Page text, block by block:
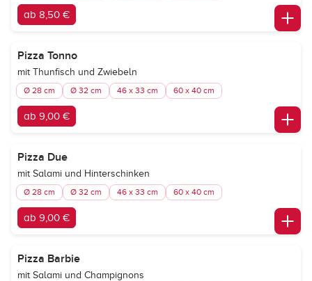
ab 8,50 €
Pizza Tonno
mit Thunfisch und Zwiebeln
Ø 28 cm Ø 32 cm 46 x 33 cm 60 x 40 cm
ab 9,00 €
Pizza Due
mit Salami und Hinterschinken
Ø 28 cm Ø 32 cm 46 x 33 cm 60 x 40 cm
ab 9,00 €
Pizza Barbie
mit Salami und Champignons